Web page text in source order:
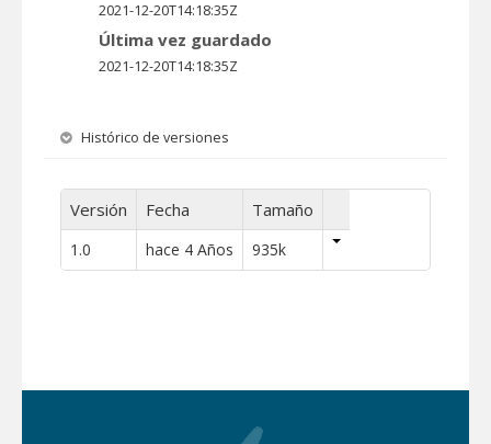
2021-12-20T14:18:35Z
Última vez guardado
2021-12-20T14:18:35Z
Histórico de versiones
Versión Fecha Tamaño
1.0 hace 4 Años 935k